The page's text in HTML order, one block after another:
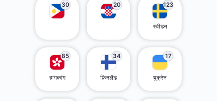
30 20 123
स्वीडन
85
हांगकांग
34
फ़िनलैंड
17
यूक्रेन